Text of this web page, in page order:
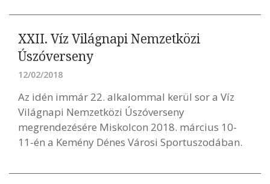
XXII. Víz Világnapi Nemzetközi
Úszóverseny
12/02/2018
Az idén immár 22. alkalommal kerül sor a Víz
Világnapi Nemzetközi Úszóverseny
megrendezésére Miskolcon 2018. március 10-
11-én a Kemény Dénes Városi Sportuszodában.